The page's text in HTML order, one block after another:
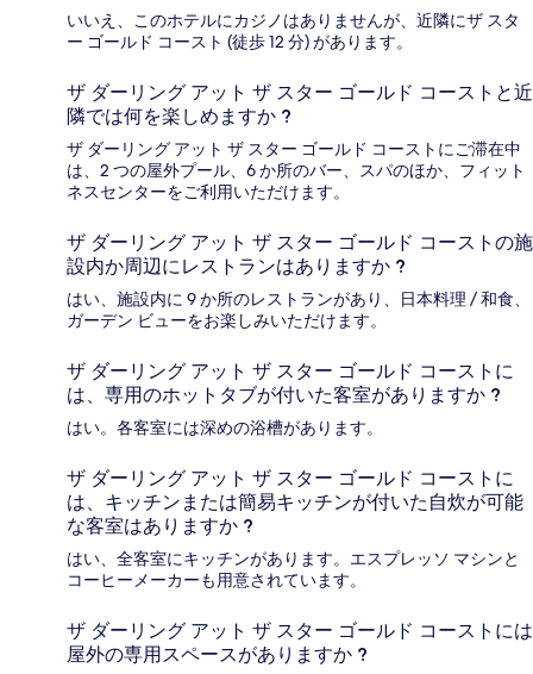
いいえ、このホテルにカジノはありませんが、近隣にザ スタ
ー ゴールド コースト (徒歩 12 分) があります。
ザ ダーリング アット ザ スター ゴールド コーストと近
隣では何を楽しめますか ?
ザ ダーリング アット ザ スター ゴールド コーストにご滞在中
は、2 つの屋外プール、6 か所のバー、スパのほか、フィット
ネスセンターをご利用いただけます。
ザ ダーリング アット ザ スター ゴールド コーストの施
設内か周辺にレストランはありますか ?
はい、施設内に 9 か所のレストランがあり、日本料理 / 和食、
ガーデン ビューをお楽しみいただけます。
ザ ダーリング アット ザ スター ゴールド コーストに
は、専用のホットタブが付いた客室がありますか ?
はい。各客室には深めの浴槽があります。
ザ ダーリング アット ザ スター ゴールド コーストに
は、キッチンまたは簡易キッチンが付いた自炊が可能
な客室はありますか ?
はい、全客室にキッチンがあります。エスプレッソ マシンと
コーヒーメーカーも用意されています。
ザ ダーリング アット ザ スター ゴールド コーストには
屋外の専用スペースがありますか ?